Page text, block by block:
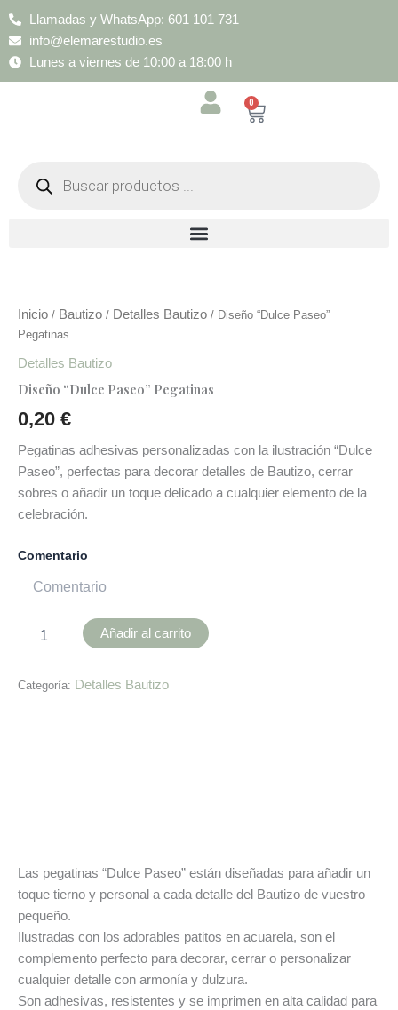
Llamadas y WhatsApp: 601 101 731
info@elemarestudio.es
Lunes a viernes de 10:00 a 18:00 h
0
Cart
productos
Inicio / Bautizo / Detalles Bautizo / Diseño “Dulce Paseo”
Pegatinas
Detalles Bautizo
Diseño “Dulce Paseo” Pegatinas
0,20 €
Pegatinas adhesivas personalizadas con la ilustración “Dulce
Paseo”, perfectas para decorar detalles de Bautizo, cerrar
sobres o añadir un toque delicado a cualquier elemento de la
celebración.
Comentario
Pegatinas
cantidad
Añadir al carrito
Categoría: Detalles Bautizo
Las pegatinas “Dulce Paseo” están diseñadas para añadir un
toque tierno y personal a cada detalle del Bautizo de vuestro
pequeño.
Ilustradas con los adorables patitos en acuarela, son el
complemento perfecto para decorar, cerrar o personalizar
cualquier detalle con armonía y dulzura.
Son adhesivas, resistentes y se imprimen en alta calidad para